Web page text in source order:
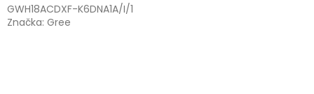
GWH18ACDXF-K6DNA1A/I/1
Značka: Gree